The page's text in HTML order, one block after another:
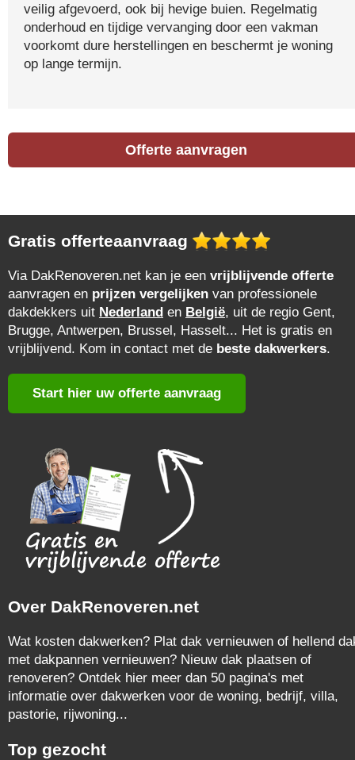
veilig afgevoerd, ook bij hevige buien. Regelmatig
onderhoud en tijdige vervanging door een vakman
voorkomt dure herstellingen en beschermt je woning
op lange termijn.
Offerte aanvragen
Gratis offerteaanvraag
Via DakRenoveren.net kan je een vrijblijvende offerte
aanvragen en prijzen vergelijken van professionele
dakdekkers uit Nederland en België, uit de regio Gent,
Brugge, Antwerpen, Brussel, Hasselt... Het is gratis en
vrijblijvend. Kom in contact met de beste dakwerkers.
Start hier uw offerte aanvraag
Over DakRenoveren.net
Wat kosten dakwerken? Plat dak vernieuwen of hellend
met dakpannen vernieuwen? Nieuw dak plaatsen of
renoveren? Ontdek hier meer dan 50 pagina's met
informatie over dakwerken voor de woning, bedrijf, villa,
pastorie, rijwoning...
Top gezocht